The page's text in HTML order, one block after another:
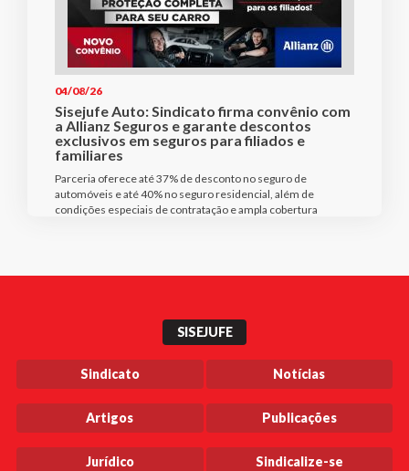
04/08/26
Sisejufe Auto: Sindicato firma convênio com
a Allianz Seguros e garante descontos
exclusivos em seguros para filiados e
familiares
Parceria oferece até 37% de desconto no seguro de
automóveis e até 40% no seguro residencial, além de
condições especiais de contratação e ampla cobertura
SISEJUFE
Sindicato Notícias
Artigos Publicações
Jurídico Sindicalize-se